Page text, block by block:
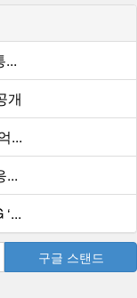
...
개
...
...
구글 스탠드